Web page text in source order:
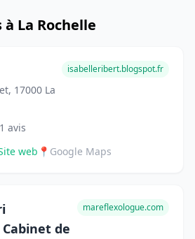
La Rochelle
17000 La
isabelleribert.blogspot.fr
avis
web 📍 Google Maps
de
mareflexologue.com